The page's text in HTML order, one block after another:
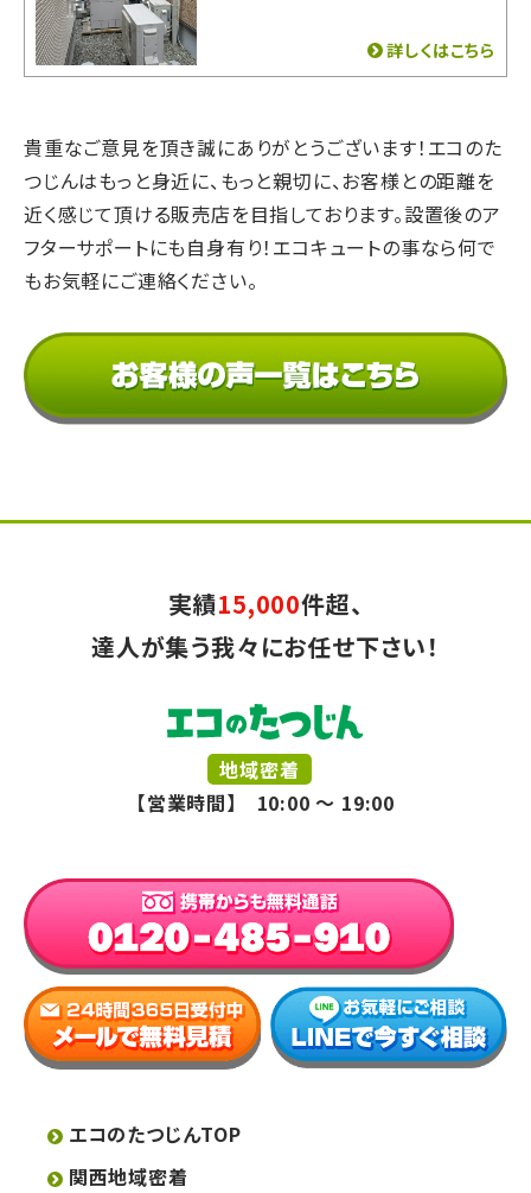
詳しくはこちら
貴重なご意見を頂き誠にありがとうございます！ エコのた
つじんはもっと身近に、もっと親切に、お客様との距離を
近く感じて頂ける販売店を目指しております。設置後のア
フターサポートにも自身有り！ エコキュートの事なら何で
もお気軽にご連絡ください。
実績15,000件超、
達人が集う我々にお任せ下さい！
地域密着
【営業時間】 10:00 ～ 19:00
エコのたつじんTOP
関西地域密着